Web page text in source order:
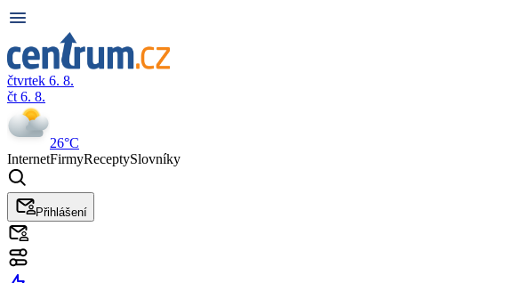
čtvrtek 6. 8.
čt 6. 8.
26°C
InternetFirmyReceptySlovníky
Přihlášení